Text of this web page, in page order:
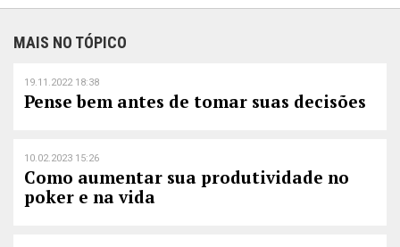
MAIS NO TÓPICO
19.11.2022 18:38
Pense bem antes de tomar suas decisões
10.02.2023 15:26
Como aumentar sua produtividade no
poker e na vida